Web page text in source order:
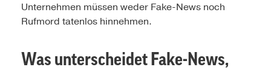
Unternehmen müssen weder Fake-News noch
Rufmord tatenlos hinnehmen.
Was unterscheidet Fake-News,